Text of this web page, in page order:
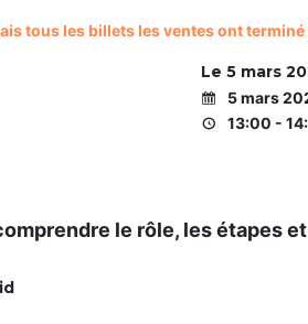
tous les billets les ventes ont
Le 5 mars
5 mars
13:00 -
le rôle, les étapes